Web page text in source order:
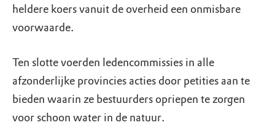
heldere koers vanuit de overheid een onmisbare
voorwaarde.
Ten slotte voerden ledencommissies in alle
afzonderlijke provincies acties door petities aan te
bieden waarin ze bestuurders opriepen te zorgen
voor schoon water in de natuur.